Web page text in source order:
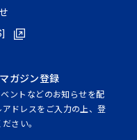
ガジン登録
ントなどのお知らせを配
ドレスをご入力の上、登
さい。